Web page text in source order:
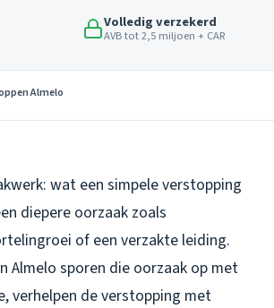
Volledig verzekerd
AVB tot 2,5 miljoen + CAR
Almelo
wat een simpele verstopping
diepere oorzaak zoals
of een verzakte leiding.
Almelo sporen die oorzaak op met
verhelpen de verstopping met